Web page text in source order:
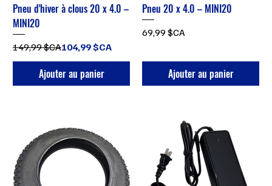
Pneu d'hiver à clous 20 x 4.0 –
MINI20
Prix original
149,99 $CA
Prix promotionnel104,99 $CA
Ajouter au panier
Pneu 20 x 4.0 – MINI20
Prix
69,99 $CA
Ajouter au panier